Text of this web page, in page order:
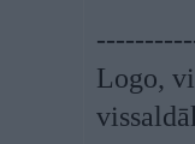
Logo,